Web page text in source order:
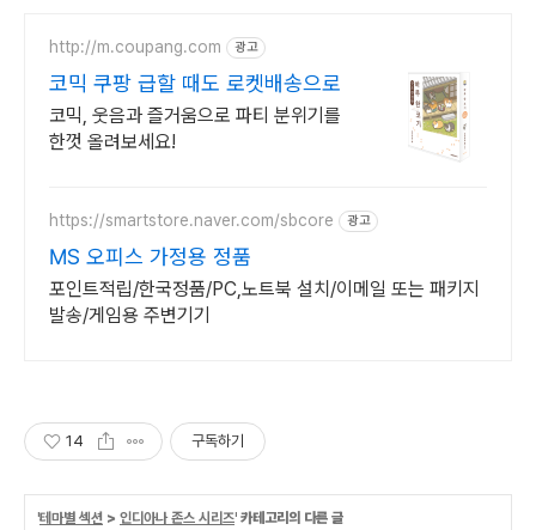
http://m.coupang.com 광고
코믹 쿠팡 급할 때도 로켓배송으로
코믹, 웃음과 즐거움으로 파티 분위기를
한껏 올려보세요!
https://smartstore.naver.com/sbcore 광고
MS 오피스 가정용 정품
포인트적립/한국정품/PC,노트북 설치/이메일 또는 패키지
발송/게임용 주변기기
14 구독하기
'테마별 섹션 > 인디아나 존스 시리즈' 카테고리의 다른 글